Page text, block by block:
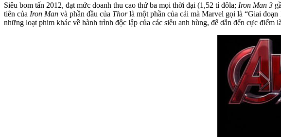
Siêu bom tấn 2012, đạt mức doanh thu cao thứ ba mọi thời đại (1,52 tỉ đôla; Iron Man 3
tiên của Iron Man và phần đầu của Thorlà một phần của cái mà Marvel gọi là “Giai
những loạt phim khác về hành trình độc lập của các siêu anh hùng, để dẫn đến cực điểm